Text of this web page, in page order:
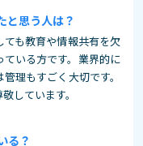
と思う人は？
も教育や情報共有を欠
いる方です。業界的に
理もすごく大切です。
しています。
る？